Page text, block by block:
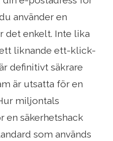
använder en
det enkelt. Inte lika
liknande ett-klick-
definitivt säkrare
är utsatta för en
miljontals
en säkerhetshack
som används